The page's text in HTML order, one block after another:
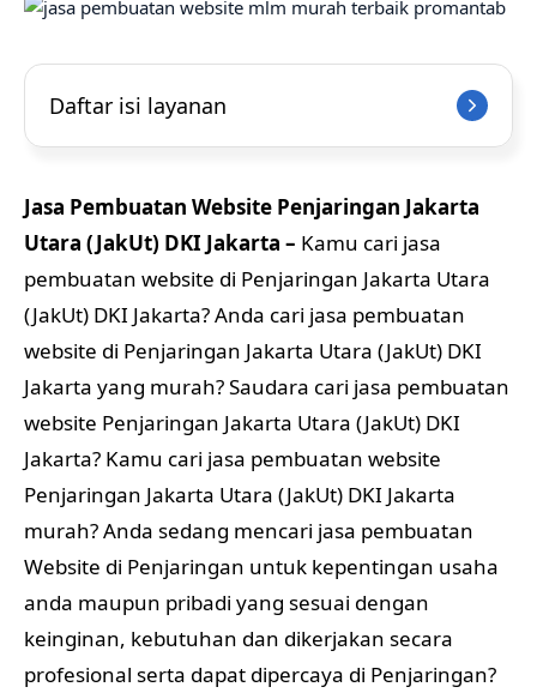
Daftar isi layanan
Jasa Pembuatan Website Penjaringan Jakarta
Utara (JakUt) DKI Jakarta – Kamu cari jasa
pembuatan website di Penjaringan Jakarta Utara
(JakUt) DKI Jakarta? Anda cari jasa pembuatan
website di Penjaringan Jakarta Utara (JakUt) DKI
Jakarta yang murah? Saudara cari jasa pembuatan
website Penjaringan Jakarta Utara (JakUt) DKI
Jakarta? Kamu cari jasa pembuatan website
Penjaringan Jakarta Utara (JakUt) DKI Jakarta
murah? Anda sedang mencari jasa pembuatan
Website di Penjaringan untuk kepentingan usaha
anda maupun pribadi yang sesuai dengan
keinginan, kebutuhan dan dikerjakan secara
profesional serta dapat dipercaya di Penjaringan?